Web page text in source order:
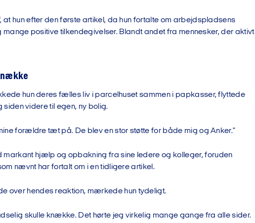
at hun efter den første artikel, da hun fortalte om arbejdspladsens
mange positive tilkendegivelser. Blandt andet fra mennesker, der aktivt
hun deres fælles liv i parcelhuset sammen i papkasser, flyttede
videre til egen, ny bolig.
forældre tæt på. De blev en stor støtte for både mig og Anker."
markant hjælp og opbakning fra sine ledere og kolleger, foruden
nævnt har fortalt om i en tidligere artikel.
over hendes reaktion, mærkede hun tydeligt.
skulle knække. Det hørte jeg virkelig mange gange fra alle sider.